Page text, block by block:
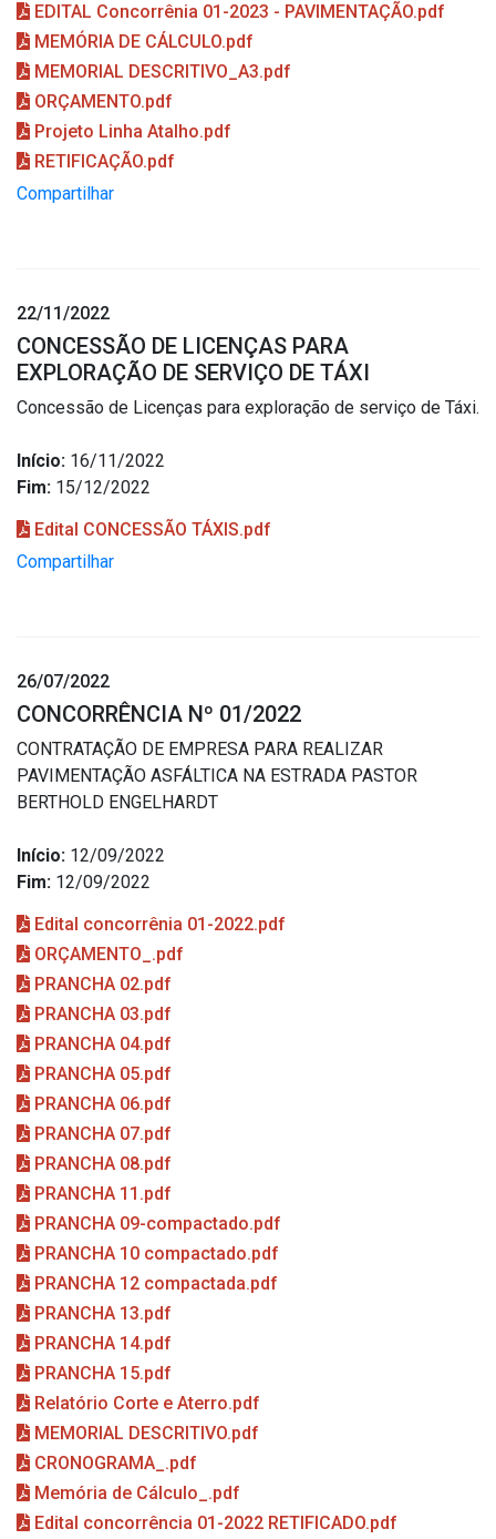
EDITAL Concorrênia 01-2023 - PAVIMENTAÇÃO.pdf
MEMÓRIA DE CÁLCULO.pdf
MEMORIAL DESCRITIVO_A3.pdf
ORÇAMENTO.pdf
Projeto Linha Atalho.pdf
RETIFICAÇÃO.pdf
Compartilhar
22/11/2022
CONCESSÃO DE LICENÇAS PARA
EXPLORAÇÃO DE SERVIÇO DE TÁXI
Concessão de Licenças para exploração de serviço de Táxi.
Início: 16/11/2022
Fim: 15/12/2022
Edital CONCESSÃO TÁXIS.pdf
Compartilhar
26/07/2022
CONCORRÊNCIA Nº 01/2022
CONTRATAÇÃO DE EMPRESA PARA REALIZAR
PAVIMENTAÇÃO ASFÁLTICA NA ESTRADA PASTOR
BERTHOLD ENGELHARDT
Início: 12/09/2022
Fim: 12/09/2022
Edital concorrênia 01-2022.pdf
ORÇAMENTO_.pdf
PRANCHA 02.pdf
PRANCHA 03.pdf
PRANCHA 04.pdf
PRANCHA 05.pdf
PRANCHA 06.pdf
PRANCHA 07.pdf
PRANCHA 08.pdf
PRANCHA 11.pdf
PRANCHA 09-compactado.pdf
PRANCHA 10 compactado.pdf
PRANCHA 12 compactada.pdf
PRANCHA 13.pdf
PRANCHA 14.pdf
PRANCHA 15.pdf
Relatório Corte e Aterro.pdf
MEMORIAL DESCRITIVO.pdf
CRONOGRAMA_.pdf
Memória de Cálculo_.pdf
Edital concorrência 01-2022 RETIFICADO.pdf